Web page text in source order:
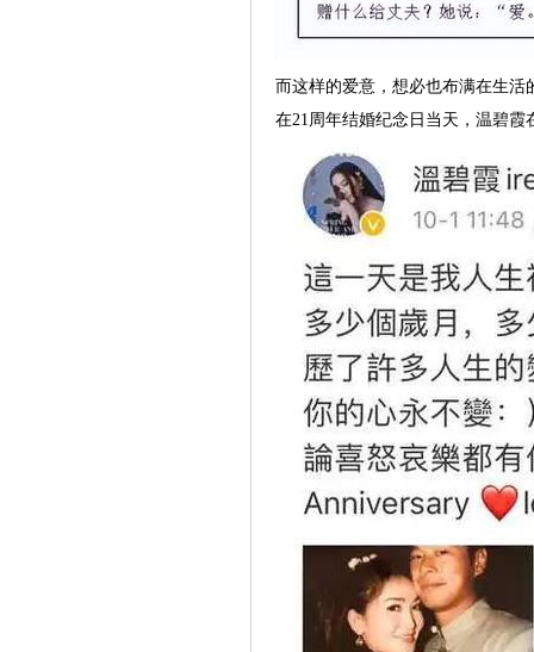
而这样的爱意，想必也布满在生活
在21周年结婚纪念日当天，温碧